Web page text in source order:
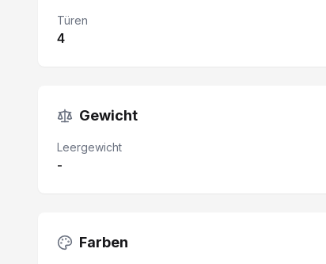
Türen
4
Gewicht
Leergewicht
-
Farben